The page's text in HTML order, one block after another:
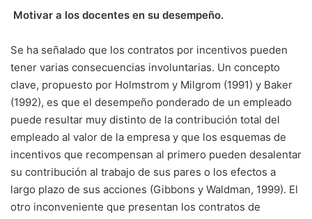
Motivar a los docentes en su desempeño.
Se ha señalado que los contratos por incentivos pueden
tener varias consecuencias involuntarias. Un concepto
clave, propuesto por Holmstrom y Milgrom (1991) y Baker
(1992), es que el desempeño ponderado de un empleado
puede resultar muy distinto de la contribución total del
empleado al valor de la empresa y que los esquemas de
incentivos que recompensan al primero pueden desalentar
su contribución al trabajo de sus pares o los efectos a
largo plazo de sus acciones (Gibbons y Waldman, 1999). El
otro inconveniente que presentan los contratos de